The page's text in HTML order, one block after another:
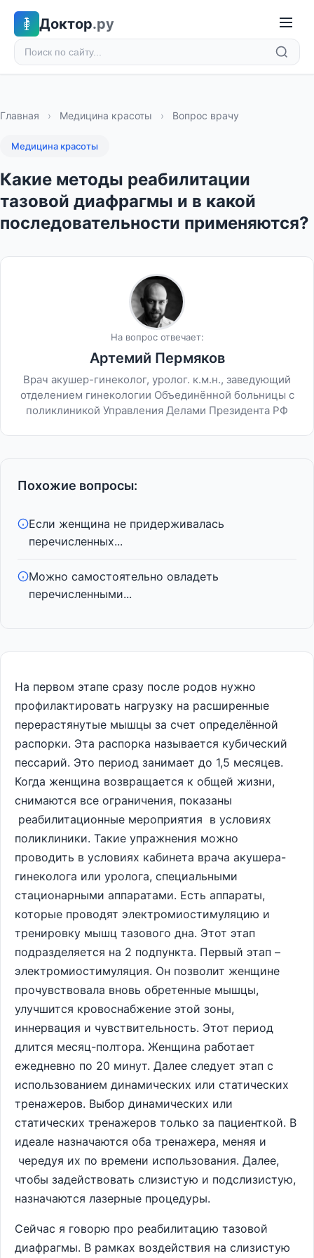
Доктор.ру
Главная › Медицина красоты › Вопрос врачу
Медицина красоты
Какие методы реабилитации
тазовой диафрагмы и в какой
последовательности применяются?
На вопрос отвечает:
Артемий Пермяков
Врач акушер-гинеколог, уролог. к.м.н., заведующий
отделением гинекологии Объединённой больницы с
поликлиникой Управления Делами Президента РФ
Похожие вопросы:
Если женщина не придерживалась
перечисленных...
Можно самостоятельно овладеть
перечисленными...
На первом этапе сразу после родов нужно
профилактировать нагрузку на расширенные
перерастянутые мышцы за счет определённой
распорки. Эта распорка называется кубический
пессарий. Это период занимает до 1,5 месяцев.
Когда женщина возвращается к общей жизни,
снимаются все ограничения, показаны
реабилитационные мероприятия в условиях
поликлиники. Такие упражнения можно
проводить в условиях кабинета врача акушера-
гинеколога или уролога, специальными
стационарными аппаратами. Есть аппараты,
которые проводят электромиостимуляцию и
тренировку мышц тазового дна. Этот этап
подразделяется на 2 подпункта. Первый этап –
электромиостимуляция. Он позволит женщине
прочувствовала вновь обретенные мышцы,
улучшится кровоснабжение этой зоны,
иннервация и чувствительность. Этот период
длится месяц-полтора. Женщина работает
ежедневно по 20 минут. Далее следует этап с
использованием динамических или статических
тренажеров. Выбор динамических или
статических тренажеров только за пациенткой. В
идеале назначаются оба тренажера, меняя и
чередуя их по времени использования. Далее,
чтобы задействовать слизистую и подслизистую,
назначаются лазерные процедуры.
Сейчас я говорю про реабилитацию тазовой
диафрагмы. В рамках воздействия на слизистую